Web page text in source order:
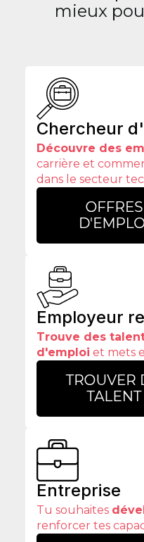
mieux
Chercheur
Découvre des
carrière et
dans le secteur
Employeur
Trouve des
d'emploi et mets
Entreprise
Tu souhaites
renforcer tes